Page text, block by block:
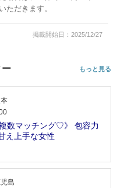
ただきます。
掲載開始日：2025/12/27
ー もっと見る
複数マッチング♡》 包容力
え上手な女性
島